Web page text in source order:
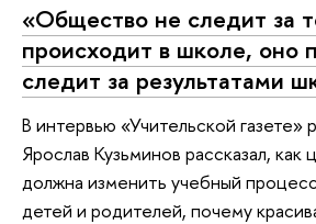
«Общество не следит за
происходит в школе, оно
следит за результатами
В интервью «Учительской
Ярослав Кузьминов рассказал, как
должна изменить учебный
детей и родителей, почему